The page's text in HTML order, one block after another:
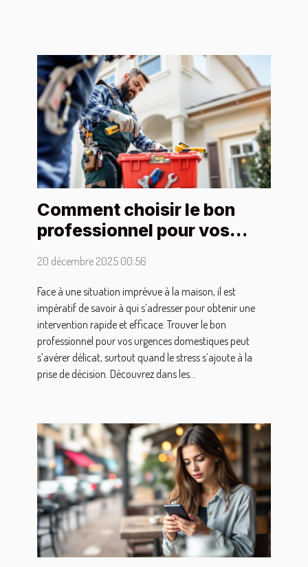
Comment choisir le bon
professionnel pour vos
urgences domestiques ?
20 décembre 2025 00:56
Face à une situation imprévue à la maison, il est
impératif de savoir à qui s’adresser pour obtenir une
intervention rapide et efficace. Trouver le bon
professionnel pour vos urgences domestiques peut
s’avérer délicat, surtout quand le stress s’ajoute à la
prise de décision. Découvrez dans les...